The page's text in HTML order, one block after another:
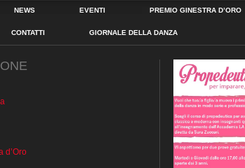
NEWS EVENTI PREMIO GINESTRA D’ORO
CONTATTI GIORNALE DELLA DANZA
d’Oro